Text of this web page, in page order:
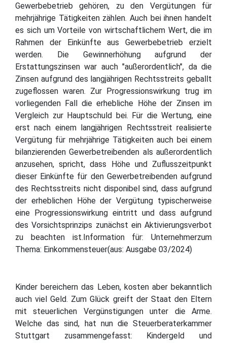
Gewerbebetrieb gehören, zu den Vergütungen für
mehrjährige Tätigkeiten zählen. Auch bei ihnen handelt
es sich um Vorteile von wirtschaftlichem Wert, die im
Rahmen der Einkünfte aus Gewerbebetrieb erzielt
werden. Die Gewinnerhöhung aufgrund der
Erstattungszinsen war auch "außerordentlich", da die
Zinsen aufgrund des langjährigen Rechtsstreits geballt
zugeflossen waren. Zur Progressionswirkung trug im
vorliegenden Fall die erhebliche Höhe der Zinsen im
Vergleich zur Hauptschuld bei. Für die Wertung, eine
erst nach einem langjährigen Rechtsstreit realisierte
Vergütung für mehrjährige Tätigkeiten auch bei einem
bilanzierenden Gewerbetreibenden als außerordentlich
anzusehen, spricht, dass Höhe und Zuflusszeitpunkt
dieser Einkünfte für den Gewerbetreibenden aufgrund
des Rechtsstreits nicht disponibel sind, dass aufgrund
der erheblichen Höhe der Vergütung typischerweise
eine Progressionswirkung eintritt und dass aufgrund
des Vorsichtsprinzips zunächst ein Aktivierungsverbot
zu beachten ist.Information für: Unternehmerzum
Thema: Einkommensteuer(aus: Ausgabe 03/2024)
Kinder bereichern das Leben, kosten aber bekanntlich
auch viel Geld. Zum Glück greift der Staat den Eltern
mit steuerlichen Vergünstigungen unter die Arme.
Welche das sind, hat nun die Steuerberaterkammer
Stuttgart zusammengefasst: Kindergeld und